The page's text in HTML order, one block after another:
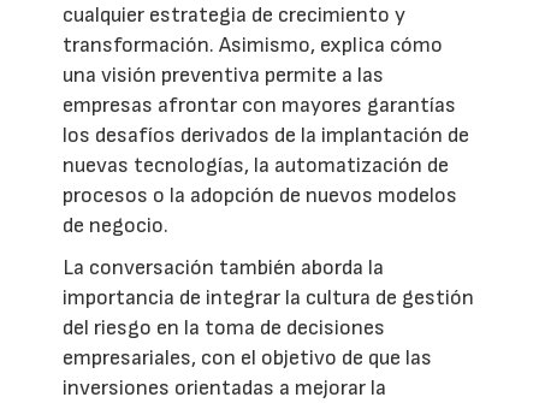
cualquier estrategia de crecimiento y
transformación. Asimismo, explica cómo
una visión preventiva permite a las
empresas afrontar con mayores garantías
los desafíos derivados de la implantación de
nuevas tecnologías, la automatización de
procesos o la adopción de nuevos modelos
de negocio.
La conversación también aborda la
importancia de integrar la cultura de gestión
del riesgo en la toma de decisiones
empresariales, con el objetivo de que las
inversiones orientadas a mejorar la